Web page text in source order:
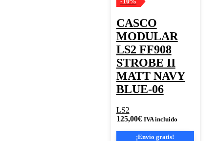
CASCO
MODULAR
LS2 FF908
STROBE II
MATT NAVY
BLUE-06
LS2
125,00€ IVA incluido
¡Envío gratis!
elegir
en
la
página
de
producto